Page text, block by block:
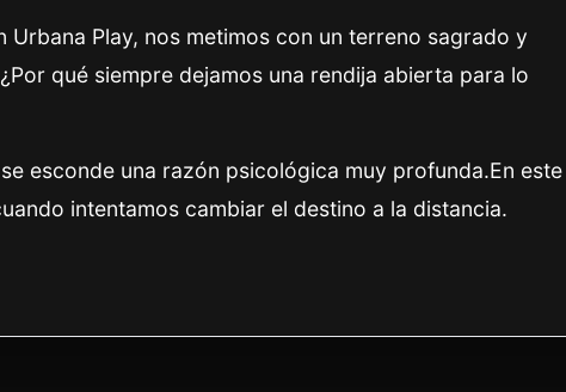
Urbana Play, nos metimos con un terreno sagrado y
qué siempre dejamos una rendija abierta para lo
esconde una razón psicológica muy profunda.En este
intentamos cambiar el destino a la distancia.